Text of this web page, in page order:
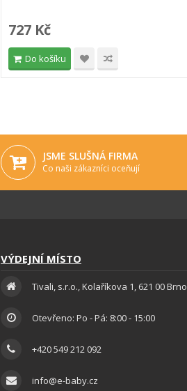
727 Kč
Do košíku
JSME SLUŠNÁ FIRMA
Co naši zákazníci oceňují
VÝDEJNÍ MÍSTO
Tivali, s.r.o., Kolaříkova 1, 621 00 Brno
Otevřeno: Po - Pá: 8:00 - 15:00
+420 549 212 092
info@e-baby.cz